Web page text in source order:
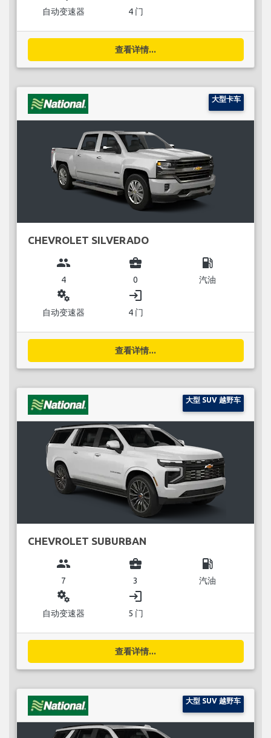
自动变速器 4 门
查看详情...
大型卡车
CHEVROLET SILVERADO
group
4
business_center
0
local_gas_station
汽油
miscellaneous_services
自动变速器
login
4 门
查看详情...
大型 SUV 越野车
CHEVROLET SUBURBAN
group
7
business_center
3
local_gas_station
汽油
miscellaneous_services
自动变速器
login
5 门
查看详情...
大型 SUV 越野车